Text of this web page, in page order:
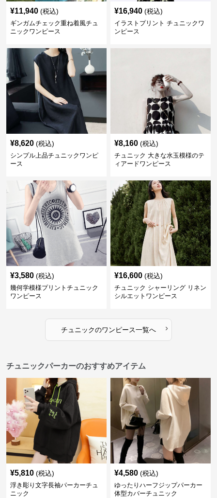
¥11,940 (税込)
ギンガムチェック重ね着風チュ
ニックワンピース
¥16,940 (税込)
イラストプリント チュニックワ
ンピース
¥8,620 (税込)
シンプル上品チュニックワンピ
ース
¥8,160 (税込)
チュニック 大きな水玉模様のテ
ィアードワンピース
¥3,580 (税込)
幾何学模様プリントチュニック
ワンピース
¥16,600 (税込)
チュニック シャーリング リネン
シルエットワンピース
チュニックのワンピース一覧へ ›
チュニックパーカーのおすすめアイテム
¥5,810 (税込)
浮き彫り文字長袖パーカーチュ
ニック
¥4,580 (税込)
ゆったりハーフジップパーカー
体型カバーチュニック